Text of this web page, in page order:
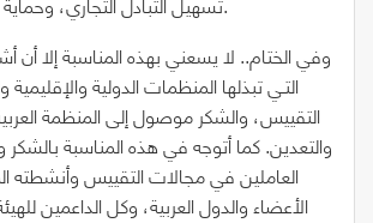
وفي الختام.. لا يسعني بهذه المناسبة إلا أن
التـي تبذلها المنظمات الدولية
التقييس، والشكر موصول إلى المنظمة
والتعدين. كما أتوجه في هذه المناسبة بالشكر
العاملين في مجالات التقييس وأنشطته
الأعضاء والدول العربية، وكل الداعمين